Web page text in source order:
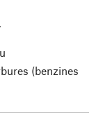
(benzines